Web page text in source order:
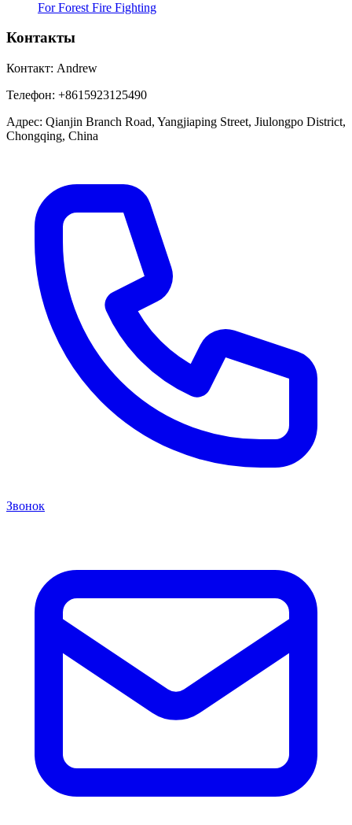
For Forest Fire Fighting
Контакты
Контакт: Andrew
Телефон: +8615923125490
Адрес: Qianjin Branch Road, Yangjiaping Street, Jiulongpo District,
Chongqing, China
Звонок